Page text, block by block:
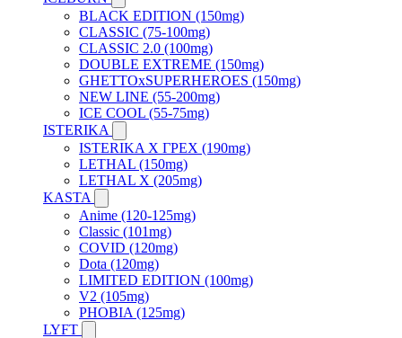
BLACK EDITION (150mg)
CLASSIC (75-100mg)
CLASSIC 2.0 (100mg)
DOUBLE EXTREME (150mg)
GHETTOxSUPERHEROES (150mg)
NEW LINE (55-200mg)
ICE COOL (55-75mg)
ISTERIKA
ISTERIKA X ГРЕХ (190mg)
LETHAL (150mg)
LETHAL X (205mg)
KASTA
Anime (120-125mg)
Classic (101mg)
COVID (120mg)
Dota (120mg)
LIMITED EDITION (100mg)
V2 (105mg)
PHOBIA (125mg)
LYFT